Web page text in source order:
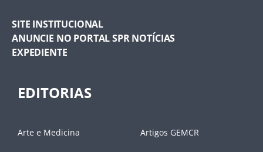
SITE INSTITUCIONAL
ANUNCIE NO PORTAL SPR NOTÍCIAS
EXPEDIENTE
EDITORIAS
Arte e Medicina Artigos GEMCR